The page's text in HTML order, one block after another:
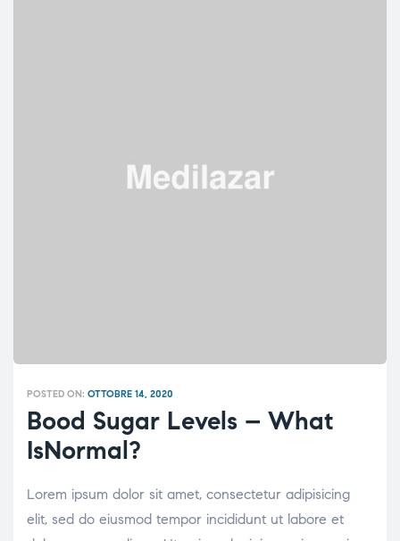
POSTED ON: OTTOBRE 14, 2020
Bood Sugar Levels – What
IsNormal?
Lorem ipsum dolor sit amet, consectetur adipisicing
elit, sed do eiusmod tempor incididunt ut labore et